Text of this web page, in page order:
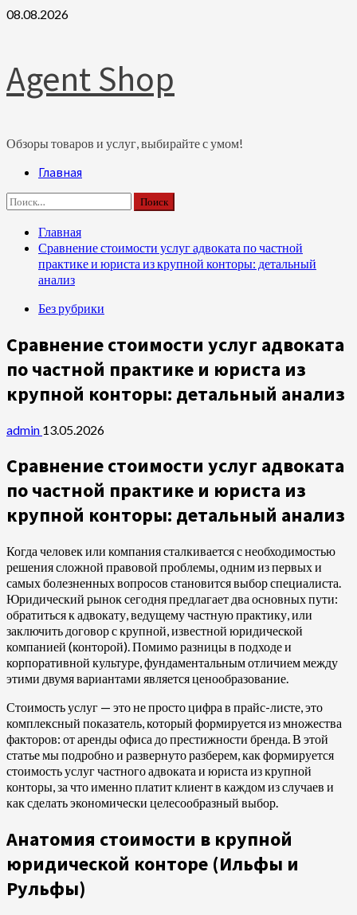
Перейти
08.08.2026
Agent Shop
Обзоры товаров и услуг, выбирайте с умом!
ОсновноеГлавная
Найти:
Главная
Сравнение стоимости услуг адвоката по частной
практике и юриста из крупной конторы: детальный
анализ
Без рубрики
Сравнение стоимости услуг адвоката
по частной практике и юриста из
крупной конторы: детальный анализ
admin 13.05.2026
Сравнение стоимости услуг адвоката
по частной практике и юриста из
крупной конторы: детальный анализ
Когда человек или компания сталкивается с необходимостью
решения сложной правовой проблемы, одним из первых и
самых болезненных вопросов становится выбор специалиста.
Юридический рынок сегодня предлагает два основных пути:
обратиться к адвокату, ведущему частную практику, или
заключить договор с крупной, известной юридической
компанией (конторой). Помимо разницы в подходе и
корпоративной культуре, фундаментальным отличием между
этими двумя вариантами является ценообразование.
Стоимость услуг — это не просто цифра в прайс-листе, это
комплексный показатель, который формируется из множества
факторов: от аренды офиса до престижности бренда. В этой
статье мы подробно и развернуто разберем, как формируется
стоимость услуг частного адвоката и юриста из крупной
конторы, за что именно платит клиент в каждом из случаев и
как сделать экономически целесообразный выбор.
Анатомия стоимости в крупной
юридической конторе (Ильфы и
Рульфы)